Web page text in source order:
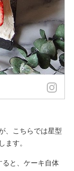
、こちらでは星型
ます。
ると、ケーキ自体